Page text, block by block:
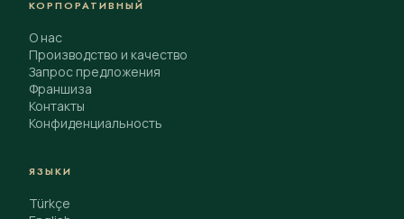
КОРПОРАТИВНЫЙ
О нас
Производство и качество
Запрос предложения
Франшиза
Контакты
Конфиденциальность
ЯЗЫКИ
Türkçe